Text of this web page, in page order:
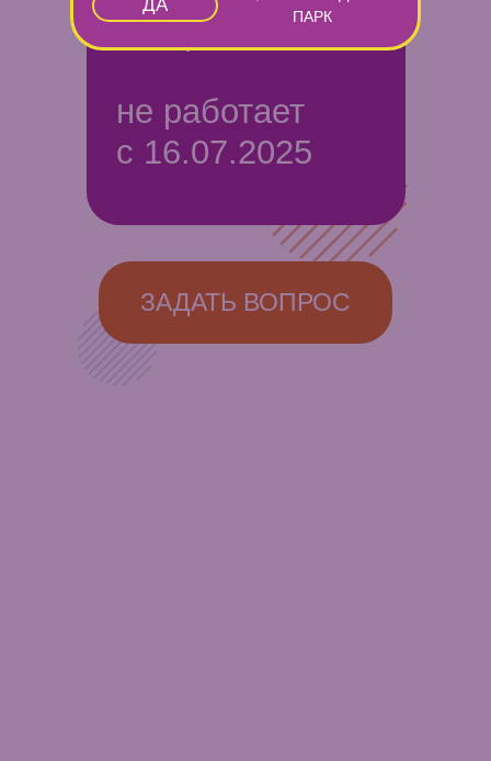
ДА
ПАРК
не работает
с 16.07.2025
ЗАДАТЬ ВОПРОС